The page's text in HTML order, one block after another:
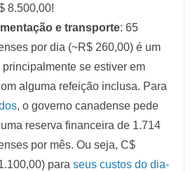
8.500,00!
e transporte: 65
por dia (~R$ 260,00) é um
se estiver em
alguma refeição inclusa. Para
, o governo canadense pede
reserva financeira de 1.714
por mês. Ou seja, C$
para seus custos do dia-